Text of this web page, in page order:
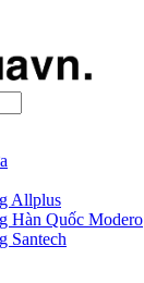
Allplus
Hàn Quốc Modero
Santech